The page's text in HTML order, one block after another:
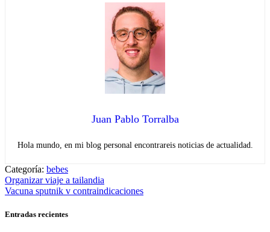
Juan Pablo Torralba
Hola mundo, en mi blog personal encontrareis noticias de actualidad.
Categoría: bebes
Navegación
de
entradas
Entrada
anterior:
Organizar viaje a tailandia
Entrada
Vacuna sputnik v contraindicaciones
Entradas recientes